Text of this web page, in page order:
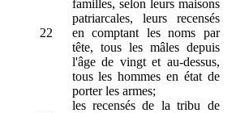
22
familles, selon leurs maisons
patriarcales, leurs recensés
en comptant les noms par
tête, tous les mâles depuis
l'âge de vingt et au-dessus,
tous les hommes en état de
porter les armes;
les recensés de la tribu de